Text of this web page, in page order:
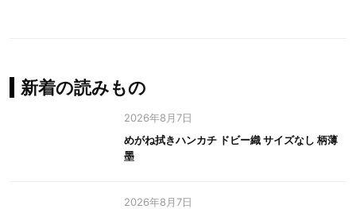
新着の読みもの
2026年8月7日
めがね拭きハンカチ ドビー織 サイズなし 柄薄
墨
2026年8月7日